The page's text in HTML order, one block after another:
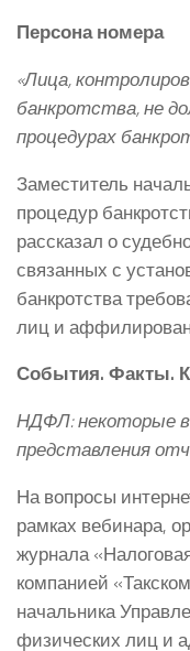
Персона номера
«Лица,
банкротства, не
процедурах
Заместитель
процедур
рассказал о
связанных с
банкротства
лиц и
События. Факты.
НДФЛ: некоторые
представления
На вопросы
рамках вебинара,
журнала
компанией
начальника
физических лиц и